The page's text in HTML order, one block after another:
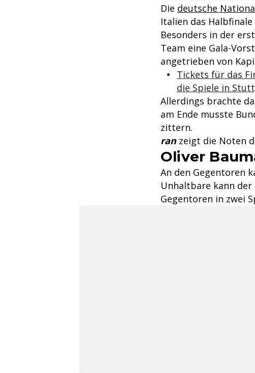
Die deutsche
Italien das Halbfinale
Besonders in der
Team eine Gala-
angetrieben von
Tickets für das
die Spiele in
Allerdings brachte
am Ende musste
zittern.
ranzeigt die Noten
Oliver
An den Gegentoren
Unhaltbare kann
Gegentoren in zwei